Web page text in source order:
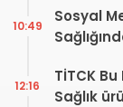
Sosyal
10:49
TİTCK
Sağlık
12:16